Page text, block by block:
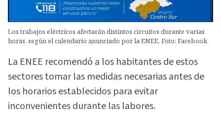
Los trabajos eléctricos afectarán distintos circuitos durante varias
horas, según el calendario anunciado por la ENEE. Foto: Facebook
La ENEE recomendó a los habitantes de estos
sectores tomar las medidas necesarias antes de
los horarios establecidos para evitar
inconvenientes durante las labores.